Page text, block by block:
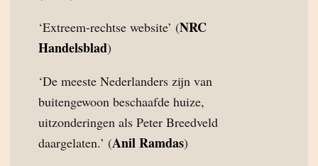
‘Extreem-rechtse website’ (NRC
Handelsblad)
‘De meeste Nederlanders zijn van
buitengewoon beschaafde huize,
uitzonderingen als Peter Breedveld
daargelaten.’ (Anil Ramdas)